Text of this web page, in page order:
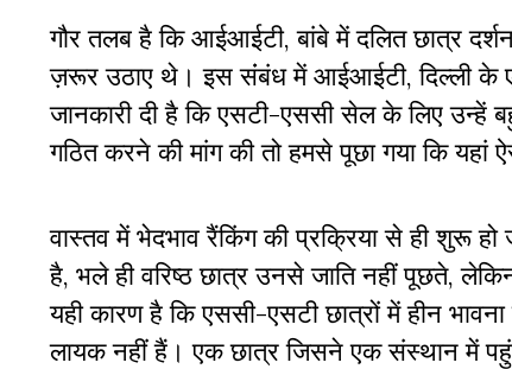
गौर तलब है कि आईआईटी, बांबे में दलित छात्र
ज़रूर उठाए थे। इस संंबंध में आईआईटी, दिल्ली के
जानकारी दी है कि एसटी-एससी सेल के लिए
गठित करने की मांग की तो हमसे पूछा गया कि
वास्तव में भेदभाव रैंकिंग की प्रक्रिया से ही शुरू
है, भले ही वरिष्ठ छात्र उनसे जाति नहीं पूछते,
यही कारण है कि एससी-एसटी छात्रों में हीन भावना
लायक नहीं हैं। एक छात्र जिसने एक संस्थान में